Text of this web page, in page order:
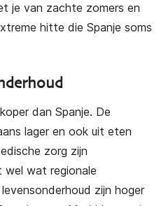
je van zachte zomers en
hitte die Spanje soms
dan Spanje. De
lager en ook uit eten
zorg zijn
wel wat regionale
zijn hoger